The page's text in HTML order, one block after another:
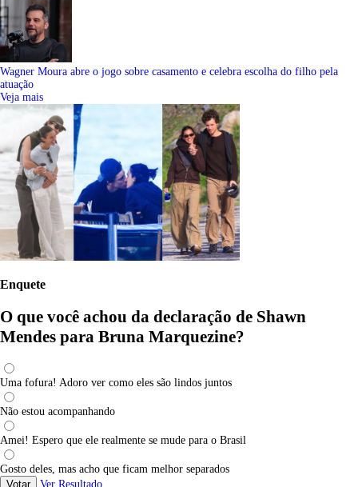
Wagner Moura abre o jogo sobre casamento e celebra escolha do filho pela
atuação
Veja mais
Enquete
O que você achou da declaração de Shawn
Mendes para Bruna Marquezine?
Uma fofura! Adoro ver como eles são lindos juntos
Não estou acompanhando
Amei! Espero que ele realmente se mude para o Brasil
Gosto deles, mas acho que ficam melhor separados
Votar
Ver Resultado